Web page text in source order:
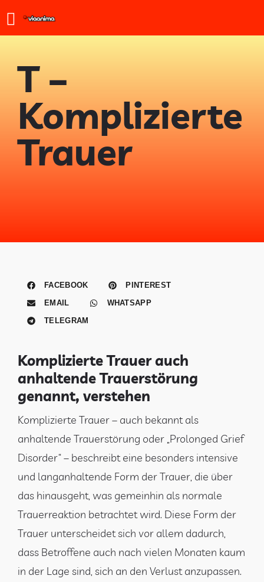
T –
Komplizierte
Trauer
FACEBOOK
PINTEREST
EMAIL
WHATSAPP
TELEGRAM
Komplizierte Trauer auch
anhaltende Trauerstörung
genannt, verstehen
Komplizierte Trauer – auch bekannt als
anhaltende Trauerstörung oder „Prolonged Grief
Disorder“ – beschreibt eine besonders intensive
und langanhaltende Form der Trauer, die über
das hinausgeht, was gemeinhin als normale
Trauerreaktion betrachtet wird. Diese Form der
Trauer unterscheidet sich vor allem dadurch,
dass Betroffene auch nach vielen Monaten kaum
in der Lage sind, sich an den Verlust anzupassen.